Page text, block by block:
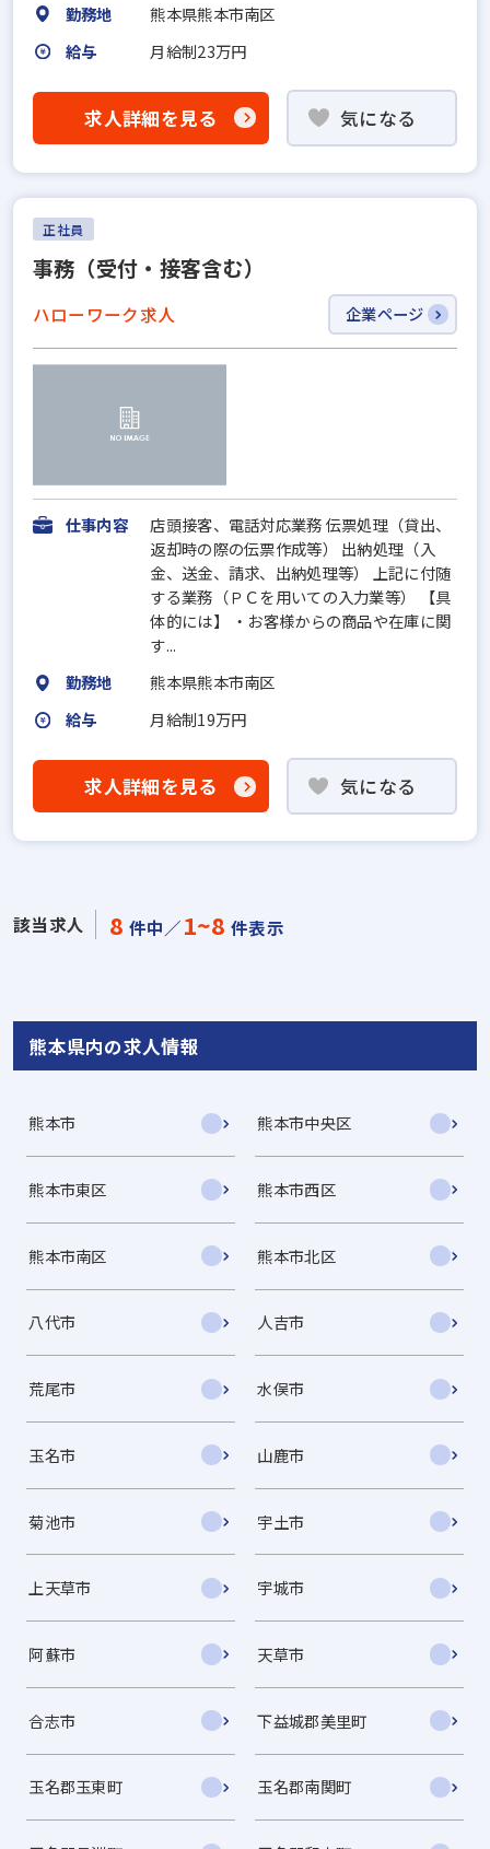
勤務地
熊本県熊本市南区
給与
月給制23万円
求人詳細を見る 気になる
正社員
事務（受付・接客含む）
ハローワーク求人 企業ページ
仕事内容
店頭接客、電話対応業務 伝票処理（貸出、
返却時の際の伝票作成等） 出納処理（入
金、送金、請求、出納処理等） 上記に付随
する業務（ＰＣを用いての入力業等） 【具
体的には】 ・お客様からの商品や在庫に関
す...
勤務地
熊本県熊本市南区
給与
月給制19万円
求人詳細を見る 気になる
該当求人 8 件中／1~8 件表示
熊本県内の求人情報
熊本市 熊本市中央区
熊本市東区 熊本市西区
熊本市南区 熊本市北区
八代市 人吉市
荒尾市 水俣市
玉名市 山鹿市
菊池市 宇土市
上天草市 宇城市
阿蘇市 天草市
合志市 下益城郡美里町
玉名郡玉東町 玉名郡南関町